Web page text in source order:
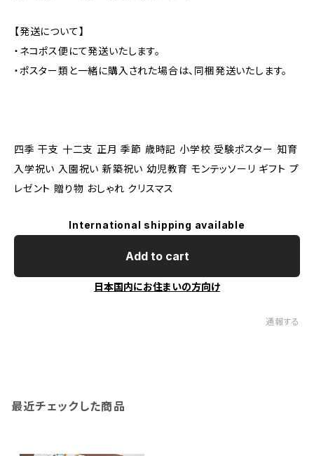
【発送について】
・ネコポス便にて発送いたします。
・ポスター類と一緒に購入された場合は、同梱発送いたします。
四季 干支 十二支 正月 季節 歳時記 小学校 受験ポスター 知育
入学祝い 入園祝い 新築祝い 幼児教育 モンテッソーリ ギフト プ
レゼント 贈り物 おしゃれ クリスマス
International shipping available
Add to cart
日本国内にお住まいの方向け
通報する
最近チェックした商品